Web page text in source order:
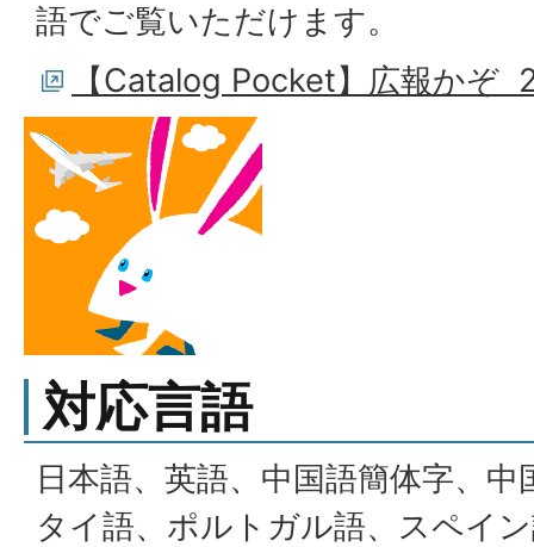
語でご覧いただけます。
【Catalog Pocket】広報かぞ
対応言語
日本語、英語、中国語簡体字、
タイ語、ポルトガル語、スペイ